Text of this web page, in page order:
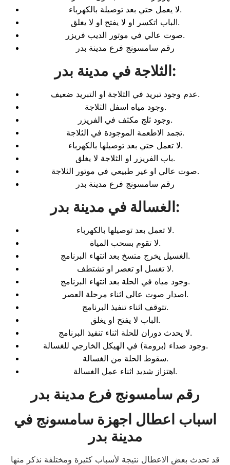
لا يعمل حتي بعد توصيلة بالكهرباء.
الباب اتكسر او لا يفتح او لا يغلق.
صوت عالي في موتور الديب فريزر.
رقم سامسونج فرع مدينة بدر
الثلاجة في مدينة بدر :
عدم وجود تبريد في الثلاجة او التبريد ضعيف.
وجود مياه اسفل الثلاجة.
وجود ثلج مكثف في الفريزر.
تجمد الاطعمة الموجودة في الثلاجة.
لا تعمل حتي بعد توصيلها بالكهرباء.
باب الفريزر او الثلاجة لا يغلق.
صوت عالي او غير طبيعي في موتور الثلاجة.
رقم سامسونج فرع مدينة بدر
الغسالة في مدينة بدر :
لا تعمل بعد توصيلها بالكهرباء.
لا تقوم بسحب المياة.
الغسيل يخرج متسخ بعد انتهاء البرنامج.
لا تغسل او تعصر او تشتطف.
وجود مياه في الحلة بعد انتهاء البرنامج.
اصدار صوت عالي اثناء مرحلة العصر.
تتوقف اثناء تنفيذ البرنامج.
الباب لا يفتح او يغلق.
لا يحدث دوران للحلة اثناء تنفيذ البرنامج.
وجود صداء (برومة) في الهيكل الخارجي للغسالة.
سقوط الحلة من الغسالة.
اهتزاز شديد اثناء عمل الغسالة.
رقم سامسونج فرع مدينة بدر
اسباب اعطال اجهزة سامسونج في
مدينة بدر
قد تحدث بعض الاعطال نتيجة لأسباب كثيرة ومختلفة نذكر منها